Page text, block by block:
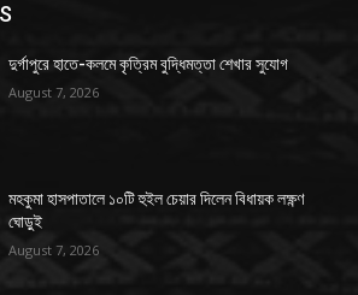
দুর্গাপুরে হাতে-কলমে কৃত্রিম বুদ্ধিমত্তা শেখার সুযোগ
August 7, 2026
মহকুমা হাসপাতালে ১০টি হুইল চেয়ার দিলেন বিধায়ক লক্ষ্ণণ
ঘোড়ুই
August 7, 2026